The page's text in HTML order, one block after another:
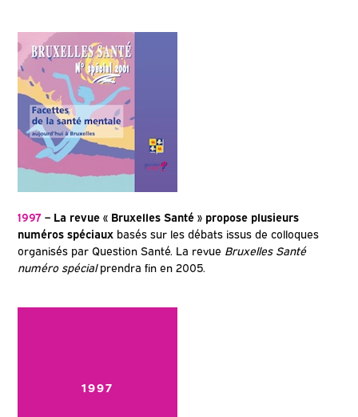
1997 – La revue « Bruxelles Santé » propose plusieurs
numéros spéciaux basés sur les débats issus de colloques
organisés par Question Santé. La revue Bruxelles Santé
numéro spécialprendra fin en 2005.
1997